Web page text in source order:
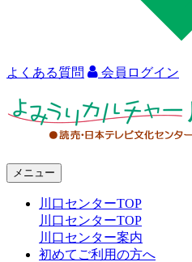
よくある質問 会員ログイン
メニュー
川口センターTOP
川口センターTOP
川口センター案内
初めてご利用の方へ